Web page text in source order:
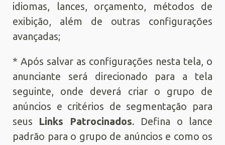
idiomas, lances, orçamento, métodos de
exibição, além de outras configurações
avançadas;
* Após salvar as configurações nesta tela, o
anunciante será direcionado para a tela
seguinte, onde deverá criar o grupo de
anúncios e critérios de segmentação para
seus Links Patrocinados. Defina o lance
padrão para o grupo de anúncios e como os